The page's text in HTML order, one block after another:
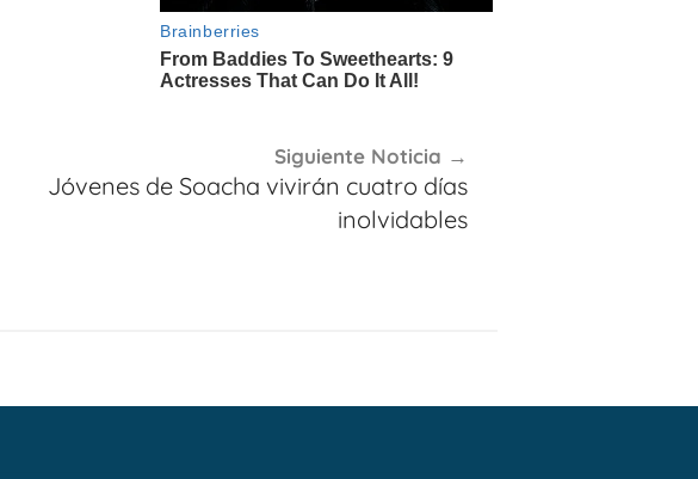
Siguiente Noticia
Jóvenes de Soacha vivirán cuatro días
inolvidables